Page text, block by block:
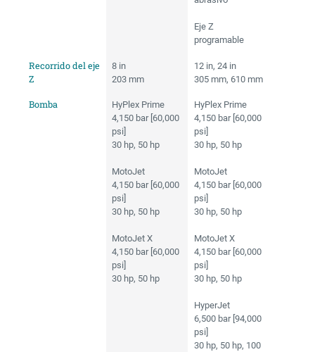
Eje Z
programable
Recorrido del eje
Z
8 in
203 mm
12 in, 24 in
305 mm, 610 mm
Bomba
HyPlex Prime
4,150 bar [60,000
psi]
30 hp, 50 hp
MotoJet
4,150 bar [60,000
psi]
30 hp, 50 hp
MotoJet X
4,150 bar [60,000
psi]
30 hp, 50 hp
HyPlex Prime
4,150 bar [60,000
psi]
30 hp, 50 hp
MotoJet
4,150 bar [60,000
psi]
30 hp, 50 hp
MotoJet X
4,150 bar [60,000
psi]
30 hp, 50 hp
HyperJet
6,500 bar [94,000
psi]
30 hp, 50 hp, 100